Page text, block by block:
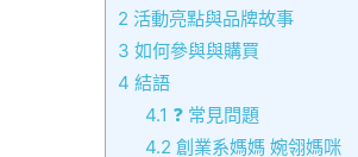
2 活動亮點與品牌故事
3 如何參與與購買
4 結語
4.1 ❓ 常見問題
4.2 創業系媽媽 婉翎媽咪